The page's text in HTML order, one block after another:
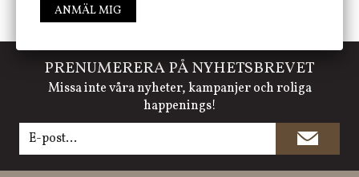
PRENUMERERA PÅ NYHETSBREVET
Missa inte våra nyheter, kampanjer och roliga
happenings!
ANMÄL MIG